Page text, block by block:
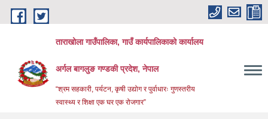
Skip to main content
ताराखोला गाउँपालिका, गाउँ कार्यपालिकाको कार्यालय
अर्गल बागलुङ गण्डकी प्रदेश, नेपाल
“श्रम सहकारी, पर्यटन, कृषी उद्योग र पुर्वाधारः गुणस्तरीय
स्वास्थ्य र शिक्षा एक घर एक रोजगार”